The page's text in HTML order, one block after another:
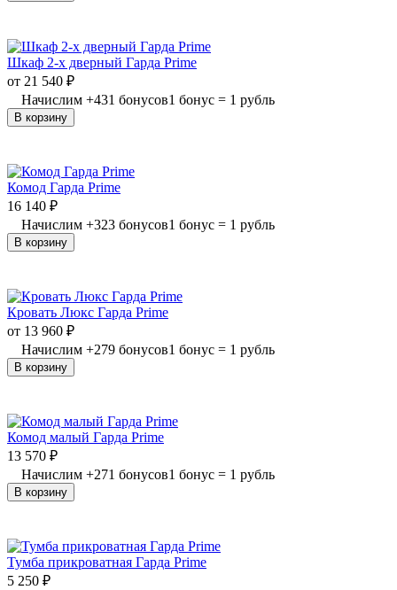
Шкаф 2-х дверный Гарда Prime
от 21 540 ₽
Начислим +431 бонусов1 бонус = 1 рубль
В корзину
Комод Гарда Prime
16 140 ₽
Начислим +323 бонусов1 бонус = 1 рубль
В корзину
Кровать Люкс Гарда Prime
от 13 960 ₽
Начислим +279 бонусов1 бонус = 1 рубль
В корзину
Комод малый Гарда Prime
13 570 ₽
Начислим +271 бонусов1 бонус = 1 рубль
В корзину
Тумба прикроватная Гарда Prime
5 250 ₽